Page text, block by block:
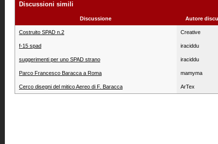
Discussioni simili
Discussione Autore
Costruito SPAD n.2 Creative
f-15 spad iraciddu
suggerimenti per uno SPAD strano iraciddu
Parco Francesco Baracca a Roma mamyma
Cerco disegni del mitico Aereo di F. Baracca ArTex